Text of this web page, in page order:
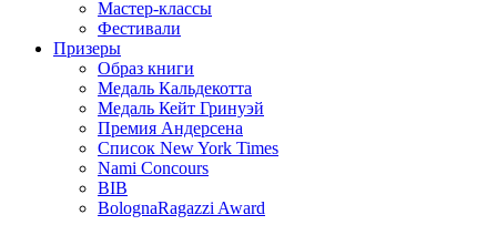
Мастер-классы
Фестивали
Призеры
Образ книги
Медаль Кальдекотта
Медаль Кейт Гринуэй
Премия Андерсена
Список New York Times
Nami Concours
BIB
BolognaRagazzi Award